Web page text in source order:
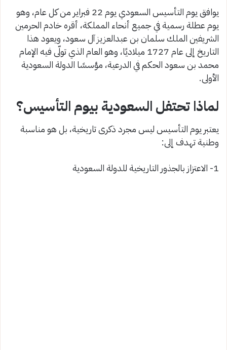
يوافق يوم التأسيس السعودي يوم 22 فبراير من كل عام، وهو
يوم عطلة رسمية في جميع أنحاء المملكة، أقره خادم الحرمين
الشريفين الملك سلمان بن عبدالعزيز آل سعود، ويعود هذا
التاريخ إلى عام 1727 ميلاديًا، وهو العام الذي تولّى فيه الإمام
محمد بن سعود الحكم في الدرعية، مؤسسًا الدولة السعودية
الأولى.
لماذا تحتفل السعودية بيوم التأسيس؟
يعتبر يوم التأسيس ليس مجرد ذكرى تاريخية، بل هو مناسبة
وطنية تهدف إلى:
1- الاعتزاز بالجذور التاريخية للدولة السعودية